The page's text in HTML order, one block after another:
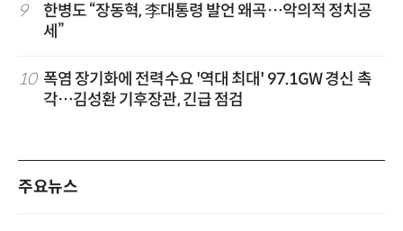
9
한병도 “장동혁, 李대통령 발언 왜곡…악의적 정치공
세”
10 폭염 장기화에 전력수요 '역대 최대' 97.1GW 경신 촉
각…김성환 기후장관, 긴급 점검
주요뉴스